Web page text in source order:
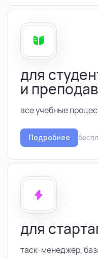
для
и
все учебные
Подробнее
для
таск-менеджер,